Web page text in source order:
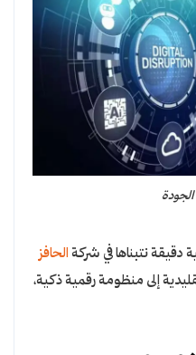
دقيقة نتبناها في شركة الحافز
إلى منظومة رقمية ذكية،